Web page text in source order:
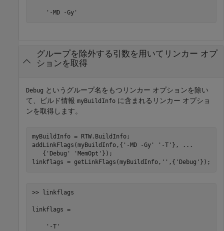
    '-MD -Gy'
グループを除外する引数を用いてリンカー オプ
ションを取得
Debug というグループ名をもつリンカー オプションを除い
て、ビルド情報 myBuildInfo に含まれるリンカー オプショ
ンを取得します。
myBuildInfo = RTW.BuildInfo;
addLinkFlags(myBuildInfo,{ '-MD -Gy' '-T' },
...
   {
'Debug' 'MemOpt' });
linkflags = getLinkFlags(myBuildInfo, '' ,{ 'Debug' });
>> linkflags
linkflags =
    '-T'